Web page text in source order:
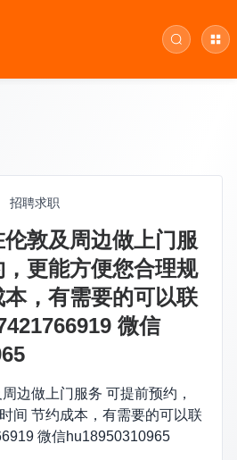
招聘求职
敦及周边做上门服
更能方便您合理规
，有需要的可以联
微信
边做上门服务 可提前预约，
间 节约成本，有需要的可以联
微信hu18950310965